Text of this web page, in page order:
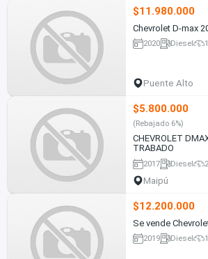
$11.980.000
Chevrolet D-max
2020 Diesel
Puente Alto
$5.800.000
(Rebajado 6%)
CHEVROLET
TRABADO
2017 Diesel
Maipú
$12.200.000
Se vende
2019 Diesel